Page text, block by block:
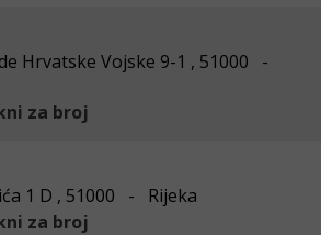
Hrvatske Vojske 9-1 , 51000 -
za broj
1 D , 51000 - Rijeka
za broj